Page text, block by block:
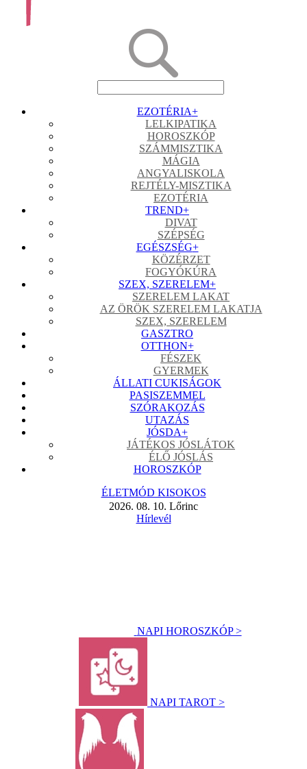
EZOTÉRIA+
LELKIPATIKA
HOROSZKÓP
SZÁMMISZTIKA
MÁGIA
ANGYALISKOLA
REJTÉLY-MISZTIKA
EZOTÉRIA
TREND+
DIVAT
SZÉPSÉG
EGÉSZSÉG+
KÖZÉRZET
FOGYÓKÚRA
SZEX, SZERELEM+
SZERELEM LAKAT
AZ ÖRÖK SZERELEM LAKATJA
SZEX, SZERELEM
GASZTRO
OTTHON+
FÉSZEK
GYERMEK
ÁLLATI CUKISÁGOK
PASISZEMMEL
SZÓRAKOZÁS
UTAZÁS
JÓSDA+
JÁTÉKOS JÓSLÁTOK
ÉLŐ JÓSLÁS
HOROSZKÓP
ÉLETMÓD KISOKOS
2026. 08. 10. Lőrinc
Hírlevél
NAPI HOROSZKÓP >
NAPI TAROT >